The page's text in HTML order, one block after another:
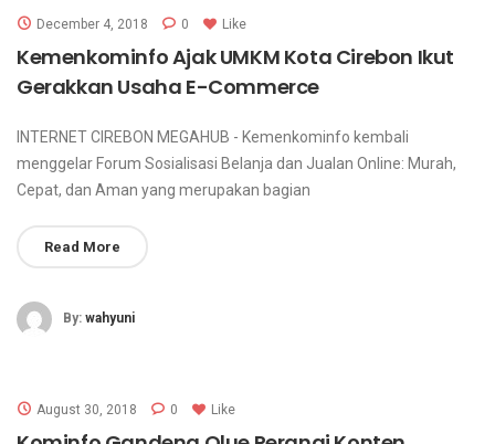
December 4, 2018 0 Like
Kemenkominfo Ajak UMKM Kota Cirebon Ikut
Gerakkan Usaha E-Commerce
INTERNET CIREBON MEGAHUB - Kemenkominfo kembali
menggelar Forum Sosialisasi Belanja dan Jualan Online: Murah,
Cepat, dan Aman yang merupakan bagian
Read More
By: wahyuni
August 30, 2018 0 Like